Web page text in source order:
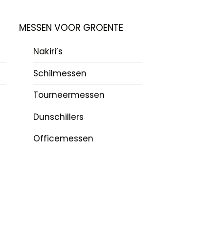
MESSEN VOOR GROENTE
Nakiri’s
Schilmessen
Tourneermessen
Dunschillers
Officemessen